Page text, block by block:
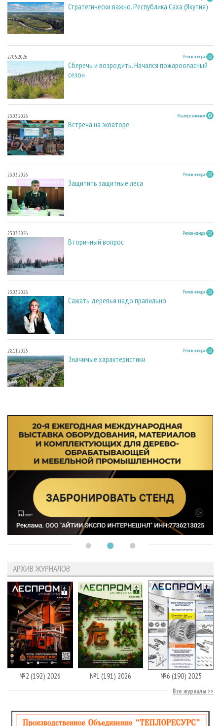
Стратегически важно. Республика Саха (Якутия)
27.05.2026 Регион номера
Сберечь и возродить. Начался пожароопасный
сезон
23.03.2026 В центре внимания
Встреча на экваторе
23.03.2026 Регион номера
Защитить защитные леса
23.03.2026 Регион номера
Вторичный вопрос
23.03.2026 Регион номера
Сажать деревья надо правильно
28.11.2025 Регион номера
Значимые характеристики
АРХИВ ЖУРНАЛОВ
№2 (192) 2026 №1 (191) 2026 №6 (190) 2025
Все журналы